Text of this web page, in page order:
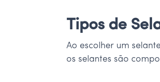
Tipos de
Ao escolher um
os selantes são